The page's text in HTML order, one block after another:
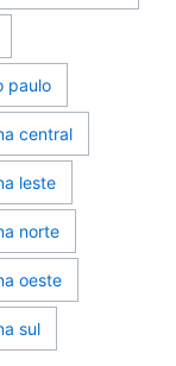
paulo
central
leste
norte
oeste
sul